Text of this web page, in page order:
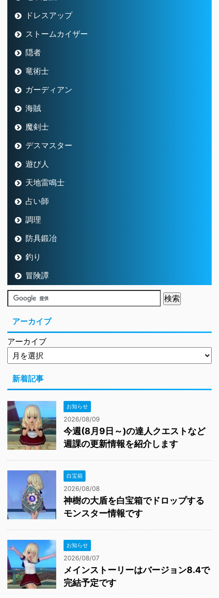
ドレスアップ
ストームカイザー
隠者
竜術士
ガーディアン
海賊
魔剣士
デスマスター
遊び人
天地雷鳴士
占い師
調理
防具鍛冶
釣り
冒険譚
アーカイブ
アーカイブ
新着記事
お知らせ
2026/08/09
今週(8月9日～)の達人クエストなど
週課の更新情報を紹介します
白宝箱
2026/08/08
神樹の大盾を白宝箱でドロップする
モンスター情報です
お知らせ
2026/08/07
メインストーリーはバージョン8.4で
完結予定です